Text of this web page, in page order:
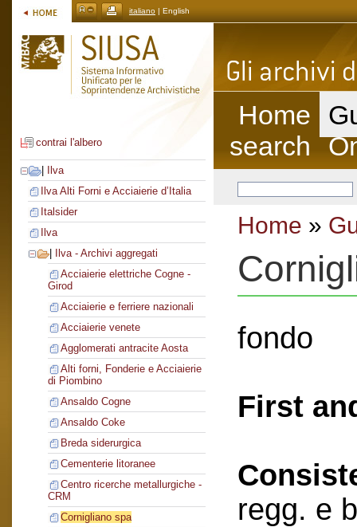
italiano | English
contrai l'albero
Ilva
Ilva Alti Forni e Acciaierie d’Italia
Italsider
Ilva
Ilva - Archivi aggregati
Acciaierie elettriche Cogne -
Girod
Acciaierie e ferriere nazionali
Acciaierie venete
Agglomerati antracite Aosta
Alti forni, Fonderie e Acciaierie
di Piombino
Ansaldo Cogne
Ansaldo Coke
Breda siderurgica
Cementerie litoranee
Centro ricerche metallurgiche -
CRM
Cornigliano spa
Home
search
Home »
fondo
First
regg. e